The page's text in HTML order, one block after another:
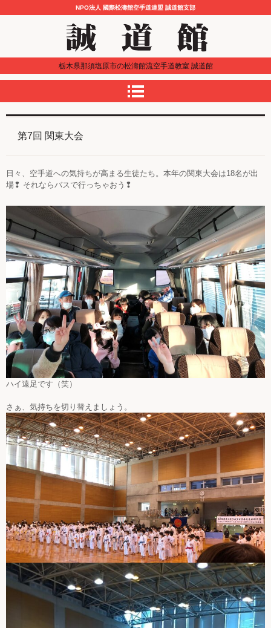
NPO法人 國際松濤館空手道連盟 誠道館支部
栃木県那須塩原市の松濤館流空手道教室 誠道館
第7回 関東大会
日々、空手道への気持ちが高まる生徒たち。本年の関東大会は18名が出
場❢ それならバスで行っちゃおう❢
ハイ遠足です（笑）
さぁ、気持ちを切り替えましょう。